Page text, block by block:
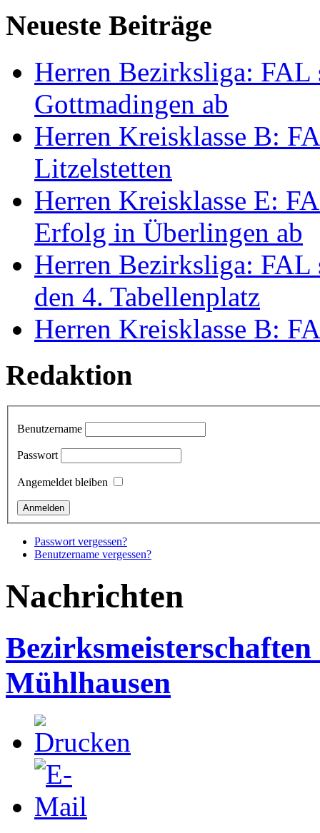
Neueste Beiträge
Herren Bezirksliga:
Gottmadingen ab
Herren Kreisklasse B:
Litzelstetten
Herren Kreisklasse E:
Erfolg in Überlingen ab
Herren Bezirksliga:
den 4. Tabellenplatz
Herren Kreisklasse B:
Redaktion
Benutzername
Passwort
Angemeldet bleiben
Passwort vergessen?
Benutzername vergessen?
Nachrichten
Mühlhausen